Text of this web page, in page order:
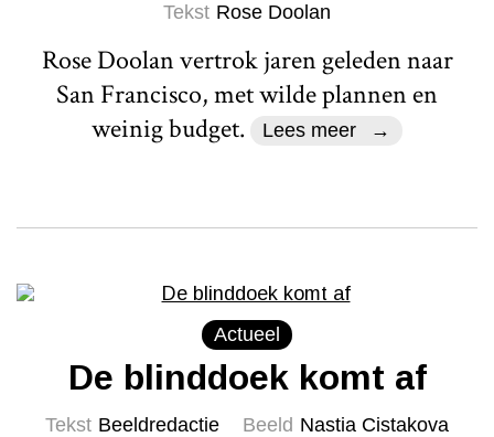
Tekst Rose Doolan
Rose Doolan vertrok jaren geleden naar
San Francisco, met wilde plannen en
weinig budget.
Lees meer
Actueel
De blinddoek komt af
Tekst Beeldredactie Beeld Nastia Cistakova